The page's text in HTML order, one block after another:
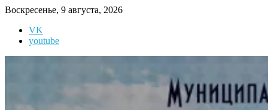
Перейти
содержимому
Воскресенье, 9 августа, 2026
VK
youtube